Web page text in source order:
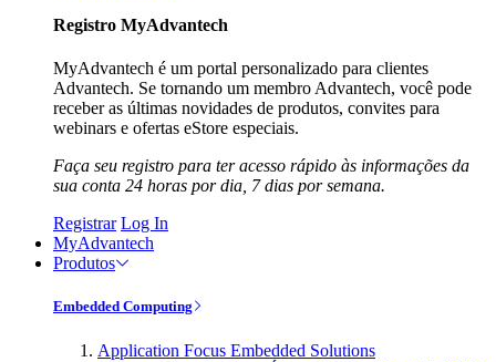
Registro MyAdvantech
MyAdvantech é um portal personalizado para clientes
Advantech. Se tornando um membro Advantech, você pode
receber as últimas novidades de produtos, convites para
webinars e ofertas eStore especiais.
Faça seu registro para ter acesso rápido às informações da
sua conta 24 horas por dia, 7 dias por semana.
Registrar Log In
MyAdvantech
Produtos
Embedded Computing
Application Focus Embedded Solutions